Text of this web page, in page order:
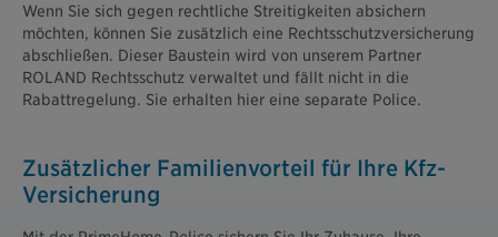
Wenn Sie sich gegen rechtliche Streitigkeiten absichern
möchten, können Sie zusätzlich eine Rechtsschutzversicherung
abschließen. Dieser Baustein wird von unserem Partner
ROLAND Rechtsschutz verwaltet und fällt nicht in die
Rabattregelung. Sie erhalten hier eine separate Police.
Zusätzlicher Familienvorteil für Ihre Kfz-
Versicherung